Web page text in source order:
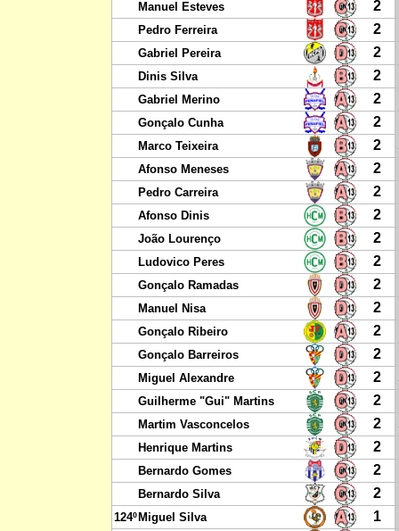
Manuel Esteves 2
Pedro Ferreira 2
Gabriel Pereira 2
Dinis Silva 2
Gabriel Merino 2
Gonçalo Cunha 2
Marco Teixeira 2
Afonso Meneses 2
Pedro Carreira 2
Afonso Dinis 2
João Lourenço 2
Ludovico Peres 2
Gonçalo Ramadas 2
Manuel Nisa 2
Gonçalo Ribeiro 2
Gonçalo Barreiros 2
Miguel Alexandre 2
Guilherme "Gui" Martins 2
Martim Vasconcelos 2
Henrique Martins 2
Bernardo Gomes 2
Bernardo Silva 2
124º Miguel Silva 1